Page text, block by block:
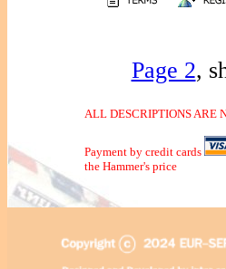
Page 2,
ALL DESCRIPTIONS ARE
Payment by credit cards
the Hammer's price